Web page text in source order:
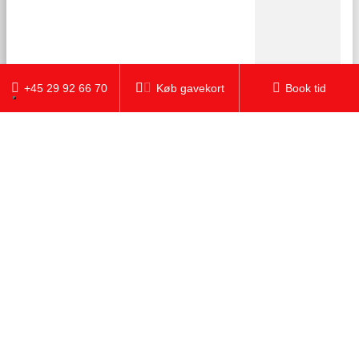
+45 29 92 66 70 Køb gavekort Book tid